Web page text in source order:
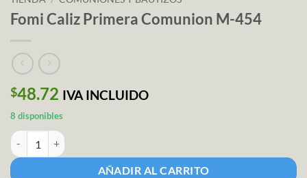
Fomi Caliz Primera Comunion M-454
$48.72 IVA INCLUIDO
8 disponibles
Fomi Caliz Primera Comunion M-454 cantidad
AÑADIR AL CARRITO